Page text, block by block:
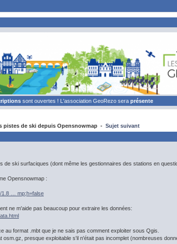
sont ouvertes ! L'association GeoRezo sera présente
pistes de ski depuis Opensnowmap - Sujet suivant
de ski surfaciques (dont même les gestionnaires des stations en
Opensnowmap :
1.8 … mp;h=false
ne m'aide pas beaucoup pour extraire les données:
au format .mbt que je ne sais pas comment exploiter sous Qgis.
presque exploitable s'il n'était pas incomplet (nombreuses